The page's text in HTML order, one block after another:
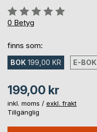
Betyg::
0%
0 Betyg
finns som:
BOK 199,00 KR E-BOK
199,00 kr
inkl. moms / exkl. frakt
Tillgänglig